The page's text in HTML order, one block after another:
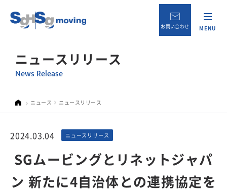
お問い合わせ MENU
ニュースリリース
News Release
ニュース ニュースリリース
2024.03.04 ニュースリリース
SGムービングとリネットジャパ
ン 新たに4自治体との連携協定を